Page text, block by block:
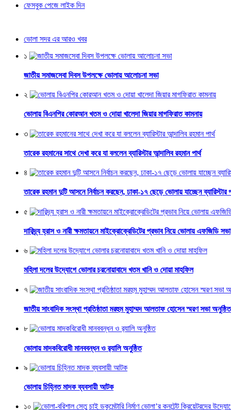
ফেসবুক পেজে লাইক দিন
ভোলা সদর এর আরও খবর
১
জাতীয় সমাজসেবা দিবস উপলক্ষে ভোলায় আলোচনা সভা
২
ভোলায় বিএনপির কোরআন খতম ও দোয়া খালেদা জিয়ার মাগফিরাত কামনায়
৩
তারেক রহমানের সাথে দেখা করে যা বললেন ব্যারিস্টার আন্দালিব রহমান পার্থ
৪
তারেক রহমান দুটি আসনে নির্বাচন করছেন, ঢাকা-১৭ ছেড়ে ভোলায় যাচ্ছেন ব্যারিস্টার
৫
দারিদ্র্য হ্রাস ও নারী ক্ষমতায়নে মাইক্রোক্রেডিটের প্রভাব নিয়ে ভোলায় এফজিডি সভা
৬
মহিলা দলের উদ্যোগে ভোলার চরনোয়াবাদে খতম খানি ও দোয়া মাহফিল
৭
জাতীয় সাংবাদিক সংস্থা প্রতিষ্ঠাতা মরহুম মুহাম্মদ আলতাফ হোসেন স্মরণ সভা অনুষ্ঠিত
৮
ভোলায় মাদকবিরোধী মানববন্ধন ও র‌্যালি অনুষ্ঠিত
৯
ভোলায় চিহ্নিত মাদক ব্যবসায়ী আটক
১০